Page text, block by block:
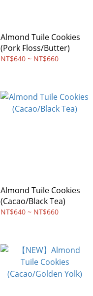
Almond Tuile Cookies
(Pork Floss/Butter)
NT$640 ~ NT$660
Almond Tuile Cookies
(Cacao/Black Tea)
NT$640 ~ NT$660